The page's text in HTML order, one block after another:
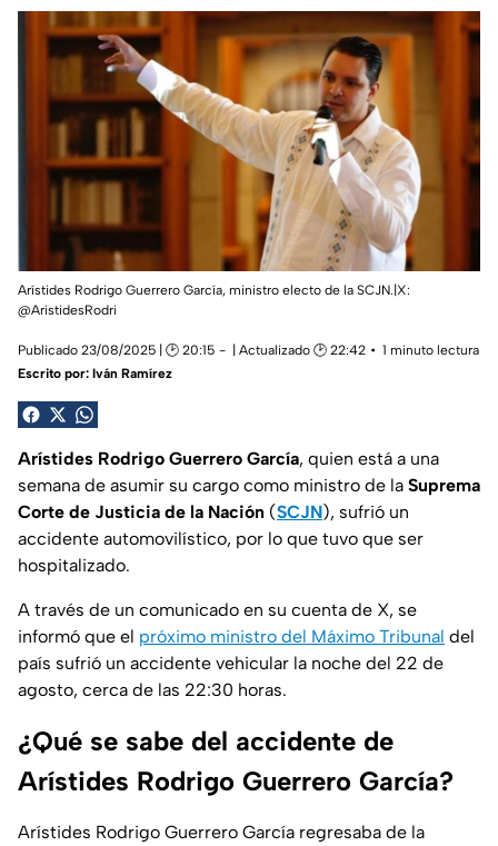
Arístides Rodrigo Guerrero García, ministro electo de la SCJN.|X:
@AristidesRodri
Publicado 23/08/2025 | 🕑 20:15 | Actualizado 🕑 22:42
1 minuto lectura
Escrito por: Iván Ramírez
Arístides Rodrigo Guerrero García, quien está a una
semana de asumir su cargo como ministro de la Suprema
Corte de Justicia de la Nación (SCJN), sufrió un
accidente automovilístico, por lo que tuvo que ser
hospitalizado.
A través de un comunicado en su cuenta de X, se
informó que el próximo ministro del Máximo Tribunal del
país sufrió un accidente vehicular la noche del 22 de
agosto, cerca de las 22:30 horas.
¿Qué se sabe del accidente de
Arístides Rodrigo Guerrero García?
Arístides Rodrigo Guerrero García regresaba de la